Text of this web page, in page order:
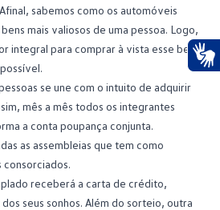
sabemos como os automóveis
mais valiosos de uma pessoa. Logo,
integral para comprar à vista esse bem
.
se une com o intuito de adquirir
mês a mês todos os integrantes
a conta poupança conjunta.
as assembleias que tem como
receberá a carta de crédito,
seus sonhos. Além do sorteio, outra